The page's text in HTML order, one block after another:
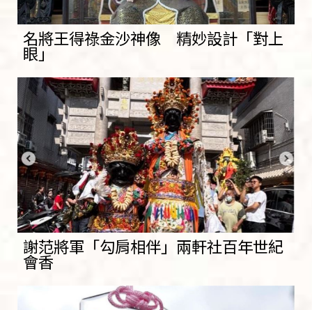
名將王得祿金沙神像 精妙設計「對上
眼」
謝范將軍「勾肩相伴」兩軒社百年世紀
會香